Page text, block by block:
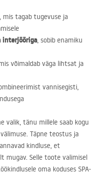
, mis tagab tugevuse ja
interjööriga, sobib enamiku
võimaldab väga lihtsat ja
vannisegisti,
valik, tänu millele saab kogu
Täpne teostus ja
kindluse, et
mugav. Selle toote valimisel
oma koduses SPA-